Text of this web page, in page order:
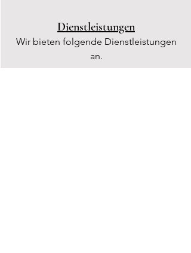
Dienstleistungen
Wir bieten folgende Dienstleistungen
an.